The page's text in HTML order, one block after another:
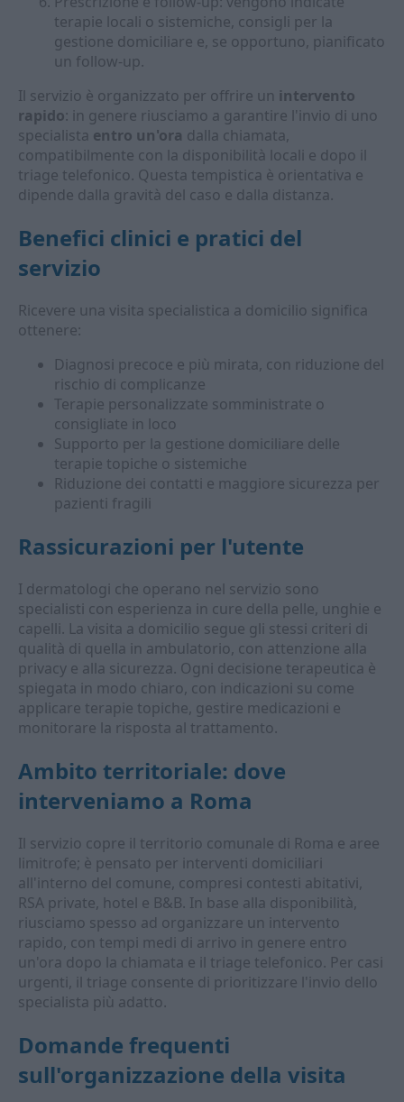
terapie locali o sistemiche, consigli per la
gestione domiciliare e, se opportuno, pianificato
un follow-up.
Il servizio è organizzato per offrire un intervento
rapido: in genere riusciamo a garantire l'invio di uno
specialista entro un'ora dalla chiamata,
compatibilmente con la disponibilità locali e dopo il
triage telefonico. Questa tempistica è orientativa e
dipende dalla gravità del caso e dalla distanza.
Benefici clinici e pratici del
servizio
Ricevere una visita specialistica a domicilio significa
ottenere:
Diagnosi precoce e più mirata, con riduzione del
rischio di complicanze
Terapie personalizzate somministrate o
consigliate in loco
Supporto per la gestione domiciliare delle
terapie topiche o sistemiche
Riduzione dei contatti e maggiore sicurezza per
pazienti fragili
Rassicurazioni per l'utente
I dermatologi che operano nel servizio sono
specialisti con esperienza in cure della pelle, unghie e
capelli. La visita a domicilio segue gli stessi criteri di
qualità di quella in ambulatorio, con attenzione alla
privacy e alla sicurezza. Ogni decisione terapeutica è
spiegata in modo chiaro, con indicazioni su come
applicare terapie topiche, gestire medicazioni e
monitorare la risposta al trattamento.
Ambito territoriale: dove
interveniamo a Roma
Il servizio copre il territorio comunale di Roma e aree
limitrofe; è pensato per interventi domiciliari
all'interno del comune, compresi contesti abitativi,
RSA private, hotel e B&B. In base alla disponibilità,
riusciamo spesso ad organizzare un intervento
rapido, con tempi medi di arrivo in genere entro
un'ora dopo la chiamata e il triage telefonico. Per casi
urgenti, il triage consente di prioritizzare l'invio dello
specialista più adatto.
Domande frequenti
sull'organizzazione della visita